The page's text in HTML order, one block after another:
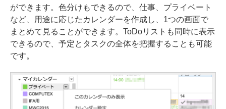
ができます。色分けもできるので、仕事、プライベート
など、用途に応じたカレンダーを作成し、1つの画面で
まとめて見ることができます。ToDoリストも同時に表示
できるので、予定とタスクの全体を把握することも可能
です。